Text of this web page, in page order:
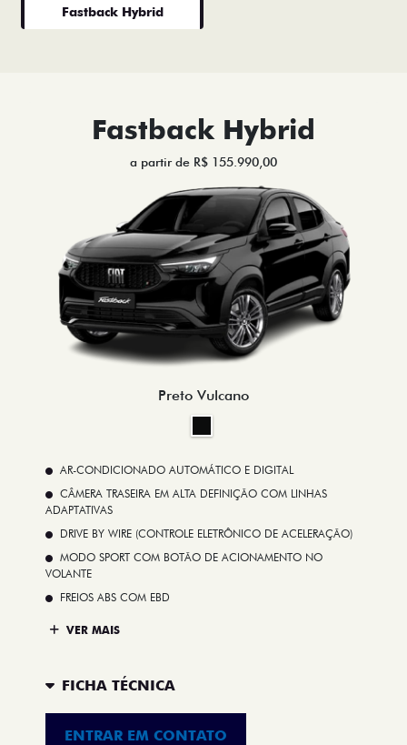
Fastback Hybrid
Fastback Hybrid
a partir de R$ 155.990,00
Preto Vulcano
AR-CONDICIONADO AUTOMÁTICO E DIGITAL
CÂMERA TRASEIRA EM ALTA DEFINIÇÃO COM LINHAS
ADAPTATIVAS
DRIVE BY WIRE (CONTROLE ELETRÔNICO DE ACELERAÇÃO)
MODO SPORT COM BOTÃO DE ACIONAMENTO NO
VOLANTE
FREIOS ABS COM EBD
VER MAIS
FICHA TÉCNICA
ENTRAR EM CONTATO